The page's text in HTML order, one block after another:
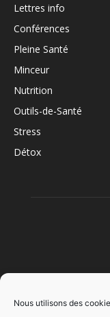
Nous utilisons des
Lettres info
Conférences
Pleine Santé
Minceur
Nutrition
Outils-de-Santé
Stress
Détox